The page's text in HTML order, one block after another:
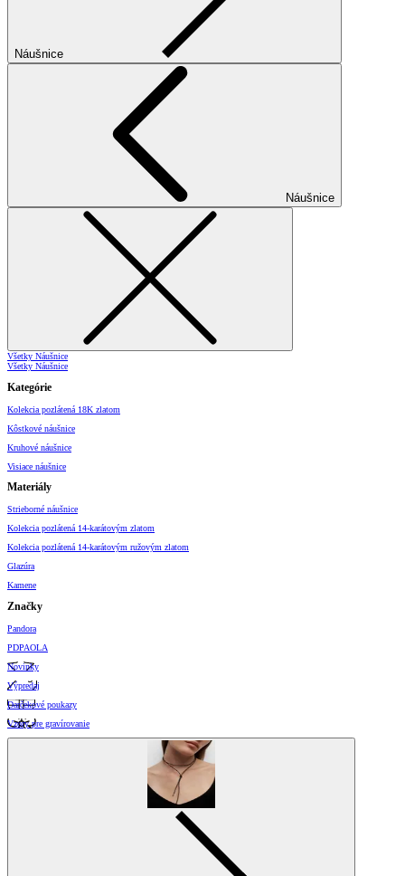
Náušnice
Náušnice
Všetky Náušnice
Všetky Náušnice
Kategórie
Kolekcia pozlátená 18K zlatom
Kôstkové náušnice
Kruhové náušnice
Visiace náušnice
Materiály
Strieborné náušnice
Kolekcia pozlátená 14-karátovým zlatom
Kolekcia pozlátená 14-karátovým ružovým zlatom
Glazúra
Kamene
Značky
Pandora
PDPAOLA
Novinky
Výpredaj
Darčekové poukazy
Vzory pre gravírovanie